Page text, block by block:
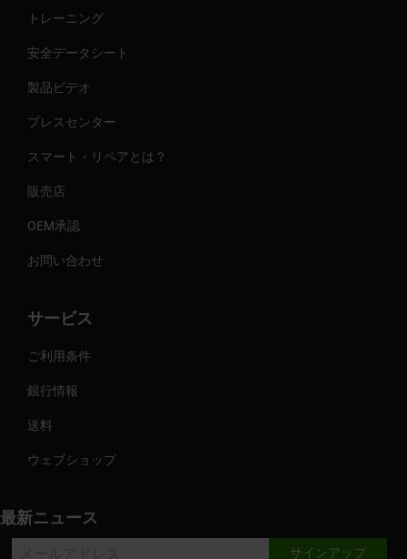
トレーニング
安全データシート
製品ビデオ
プレスセンター
スマート・リペアとは？
販売店
OEM承認
お問い合わせ
サービス
ご利用条件
銀行情報
送料
ウェブショップ
最新ニュース